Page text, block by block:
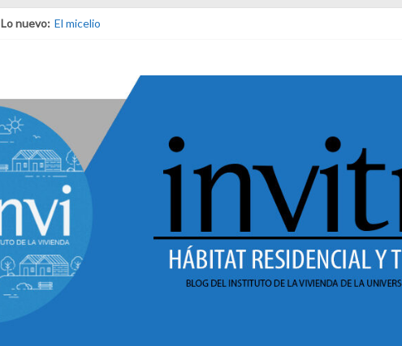
Lo nuevo: El micelio
¿Qué es el habitar? Sesión 1 de ciclo de conversatorios 40 años INVI
El derecho a habitar